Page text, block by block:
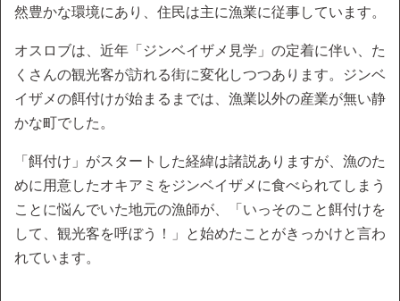
然豊かな環境にあり、住民は主に漁業に従事しています。
オスロブは、近年「ジンベイザメ見学」の定着に伴い、た
くさんの観光客が訪れる街に変化しつつあります。ジンベ
イザメの餌付けが始まるまでは、漁業以外の産業が無い静
かな町でした。
「餌付け」がスタートした経緯は諸説ありますが、漁のた
めに用意したオキアミをジンベイザメに食べられてしまう
ことに悩んでいた地元の漁師が、「いっそのこと餌付けを
して、観光客を呼ぼう！」と始めたことがきっかけと言わ
れています。